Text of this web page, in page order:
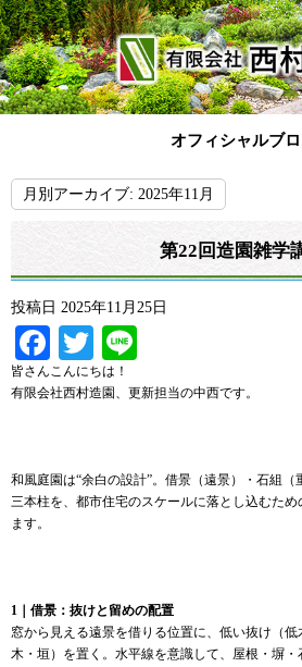
オフィシャルブ
月別アーカイブ: 2025年11月
第22回造園雑学
投稿日 2025年11月25日
Facebook
Twitter
皆さんこんにちは！
有限会社西村造園、更新担当の中西です。
和風庭園は“余白の設計”。借景（遠景）・石組（
三本柱を、都市住宅のスケールに落とし込むた
ます。
1｜借景：抜けと留めの配置
窓から見える遠景を借りる位置に、低い抜け（
木・垣）を置く。水平線を意識して、屋根・塀